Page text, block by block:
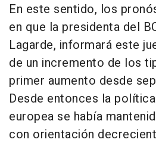
En este sentido, los
en que la presidenta del
Lagarde, informará este
de un incremento de los
primer aumento desde
Desde entonces la
europea se había
con orientación